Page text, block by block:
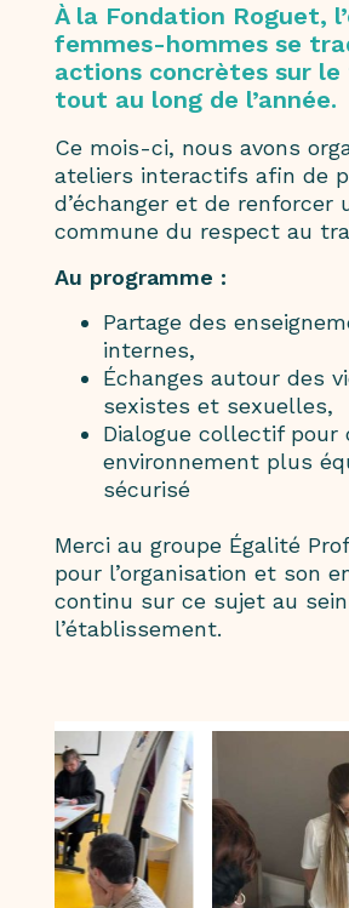
À la Fondation Roguet,
femmes-hommes se
actions concrètes sur
tout au long de l’année.
Ce mois-ci, nous avons
ateliers interactifs afin de
d’échanger et de renforcer
commune du respect au
Au programme :
Partage des
internes,
Échanges autour des
sexistes et sexuelles,
Dialogue collectif pour
environnement plus
sécurisé
Merci au groupe Égalité
pour l’organisation et son
continu sur ce sujet au
l’établissement.